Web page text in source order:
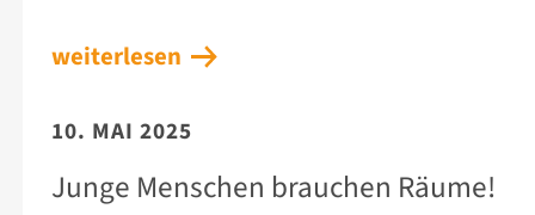
weiterlesen
10. MAI 2025
Junge Menschen brauchen Räume!